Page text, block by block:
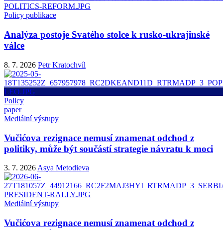
Policy publikace
Analýza postoje Svatého stolce k rusko-ukrajinské
válce
8. 7. 2026 Petr Kratochvíl
Policy
paper
Mediální výstupy
Vučićova rezignace nemusí znamenat odchod z
politiky, může být součástí strategie návratu k moci
3. 7. 2026 Asya Metodieva
Mediální výstupy
Vučićova rezignace nemusí znamenat odchod z